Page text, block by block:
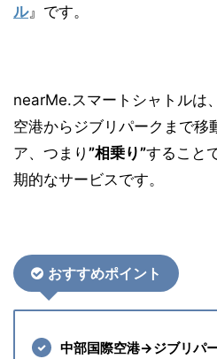
ル』です。
nearMe.スマートシャトルは
空港からジブリパークまで移
ア、つまり ”相乗り”すること
期的なサービスです。
おすすめポイント
中部国際空港→ジブリパ